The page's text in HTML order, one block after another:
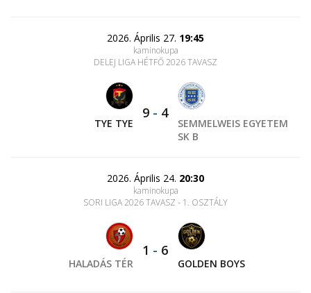
2026. Április 27. 19:45
kaminokupa
DELEJ LIGA HÉTFŐ 2026 TAVASZ
TYE TYE
9 - 4
SEMMELWEIS EGYETEM
SK B
2026. Április 24. 20:30
kaminokupa
SORI LIGA 2026 TAVASZ - 1. OSZTÁLY
HALADÁS TÉR
1 - 6
GOLDEN BOYS